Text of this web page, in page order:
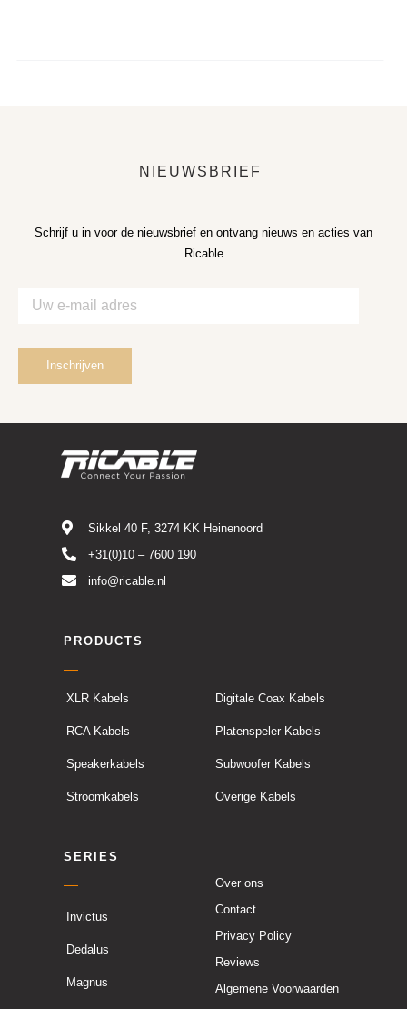
NIEUWSBRIEF
Schrijf u in voor de nieuwsbrief en ontvang nieuws en acties van
Ricable
Sikkel 40 F, 3274 KK Heinenoord
+31(0)10 – 7600 190
info@ricable.nl
PRODUCTS
SERIES
Digitale Coax Kabels
Platenspeler Kabels
Subwoofer Kabels
Overige Kabels
XLR Kabels
RCA Kabels
Speakerkabels
Stroomkabels
Invictus
Dedalus
Magnus
Over ons
Contact
Privacy Policy
Reviews
Algemene Voorwaarden